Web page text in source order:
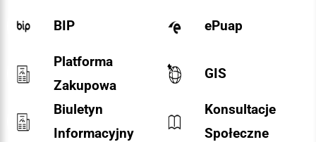
BIP ePuap
Platforma
Zakupowa
GIS
Biuletyn
Informacyjny
Konsultacje
Społeczne